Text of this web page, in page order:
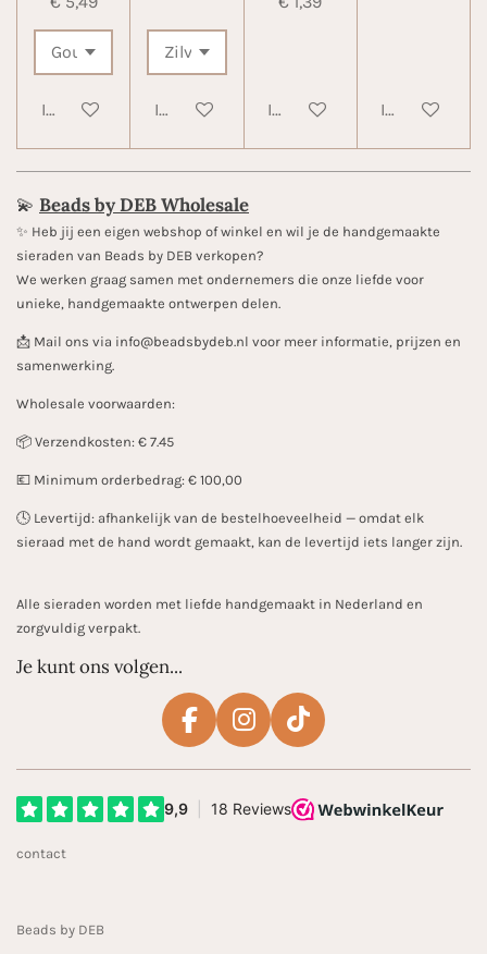
In winkelwagenIn winkelwagenIn winkelwagen
In
💫 Beads by DEB Wholesale
✨️ Heb jij een eigen webshop of winkel en wil je de handgemaakte
sieraden van Beads by DEB verkopen?
We werken graag samen met ondernemers die onze liefde voor
unieke, handgemaakte ontwerpen delen.
📩 Mail ons via info@beadsbydeb.nl voor meer informatie, prijzen en
samenwerking.
Wholesale voorwaarden:
📦 Verzendkosten: € 7.45
💶 Minimum orderbedrag: € 100,00
🕓 Levertijd: afhankelijk van de bestelhoeveelheid — omdat elk
sieraad met de hand wordt gemaakt, kan de levertijd iets langer zijn.
Alle sieraden worden met liefde handgemaakt in Nederland en
zorgvuldig verpakt.
Je kunt ons volgen...
F
e
I
t
T
T
contact
Beads by DEB